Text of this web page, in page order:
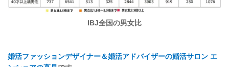
IBJ全国の男女比
婚活ファッションデザイナー＆婚活アドバイザーの婚活サロン エ